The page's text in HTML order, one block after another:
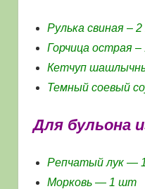
Рулька свиная – 2
Горчица острая –
Кетчуп
Темный соевый
Для бульона
Репчатый лук —
Морковь — 1 шт